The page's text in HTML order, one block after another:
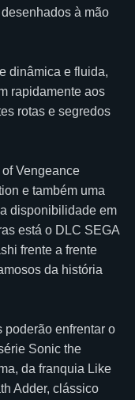
à mão
dinâmica e fluida,
rapidamente aos
rotas e segredos
Vengeance
e também uma
disponibilidade em
está o DLC SEGA
frente a frente
da história
poderão enfrentar o
Sonic the
da franquia Like
Adder, clássico